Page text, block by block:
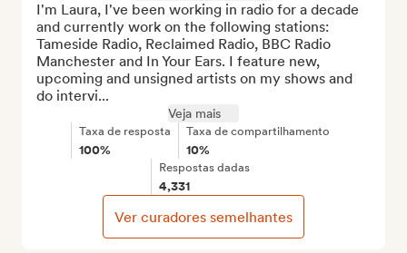
I'm Laura, I've been working in radio for a decade
and currently work on the following stations:
Tameside Radio, Reclaimed Radio, BBC Radio
Manchester and In Your Ears. I feature new,
upcoming and unsigned artists on my shows and
do intervi...
Veja mais
Taxa de resposta
100%
Taxa de compartilhamento
10%
Respostas dadas
4,331
Ver curadores semelhantes